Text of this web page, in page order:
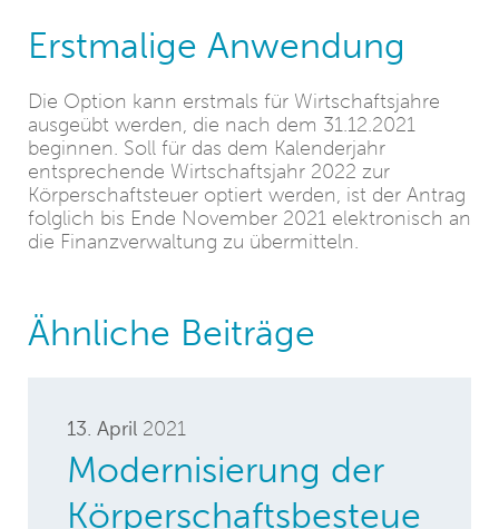
Erstmalige Anwendung
Die Option kann erstmals für Wirtschaftsjahre
ausgeübt werden, die nach dem 31.12.2021
beginnen. Soll für das dem Kalenderjahr
entsprechende Wirtschaftsjahr 2022 zur
Körperschaftsteuer optiert werden, ist der Antrag
folglich bis Ende November 2021 elektronisch an
die Finanzverwaltung zu übermitteln.
Ähnliche Beiträge
13. April 2021
Modernisierung der
Körperschaftsbesteue